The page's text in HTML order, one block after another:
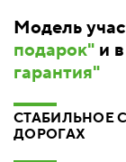
Модель
подарок" и
гарантия"
СТАБИЛЬНОЕ
ДОРОГАХ